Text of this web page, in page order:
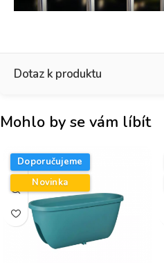
Dotaz k produktu
Křestní jméno
E-mail*
Mohlo by se vám líbít
Doporučujeme
Novinka